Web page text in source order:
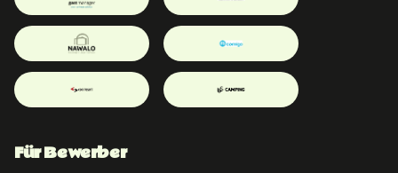
Für Bewerber